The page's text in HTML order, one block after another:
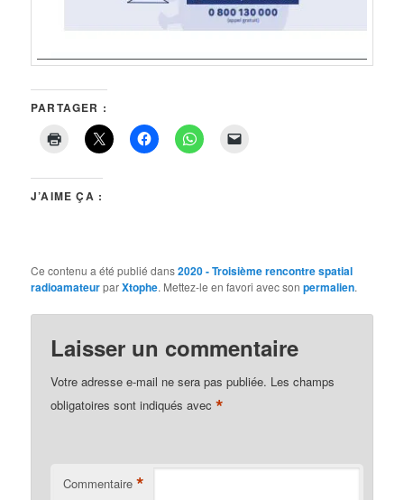
PARTAGER :
J’AIME ÇA :
Ce contenu a été publié dans2020 - Troisième rencontre spatial
radioamateurparXtophe. Mettez-le en favori avec sonpermalien.
Laisser un commentaire
Votre adresse e-mail ne sera pas publiée. Les champs
obligatoires sont indiqués avec*
Commentaire *